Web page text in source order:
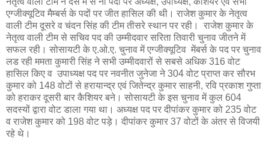
एग्जीक्यूटिव मैम्बर्स के पदों पर जीत हासिल की थी। राजेश कुमार के नेतृत्व
वाली टीम दूसरे व चंदन सिंह की टीम तीसरे स्थान पर रही। राजेश कुमार के
नेतृत्व वाली टीम से सचिव पद की उम्मीदवार सरिता तिवारी चुनाव जीतने में
सफल रही। सोसायटी के ए.ओ.ए. चुनाव में एग्जीक्यूटिव मेंबर्स के पद पर चुनाव
लड रही ममता कुमारी सिंह ने सभी उम्मीदवारों से सबसे अधिक 316 वोट
हासिल किए व उपाध्यक्ष पद पर नवनीत जुनेजा ने 304 वोट प्राप्त कर सौरभ
कुमार को 148 वोटों से हरायान्द्र एवं जितेन्द्र कुमार साहनी, रवि प्रकाश गुप्ता
को हराकर दूसरी बार कैशियर बने। सोसायटी के इस चुनाव में कुल 604
सदस्यों द्वारा वोट डाला गया था। अध्यक्ष पद पर दीपांकर कुमार को 235 वोट
व राजेश कुमार को 198 वोट पड़े। दीपांकर कुमार 37 वोटों के अंतर से विजयी
रहे थे।